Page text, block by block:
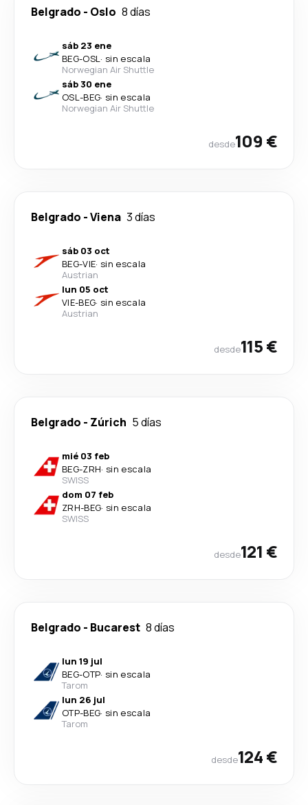
Belgrado - Oslo 8 días
sáb 23 ene
BEG-OSL· sin escala
Norwegian Air Shuttle
sáb 30 ene
OSL-BEG· sin escala
Norwegian Air Shuttle
desde109 €
Belgrado -Viena 3 días
sáb 03 oct
BEG-VIE· sin escala
Austrian
lun 05 oct
VIE-BEG· sin escala
Austrian
desde115 €
Belgrado - Zúrich 5 días
mié 03 feb
BEG-ZRH· sin escala
SWISS
dom 07 feb
ZRH-BEG· sin escala
SWISS
desde121 €
Belgrado - Bucarest 8 días
lun 19 jul
BEG-OTP· sin escala
Tarom
lun 26 jul
OTP-BEG· sin escala
Tarom
desde124 €